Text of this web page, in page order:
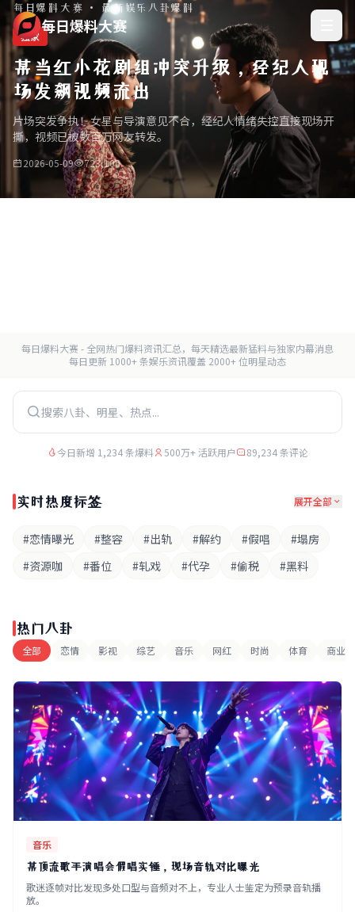
每日爆料大赛
每日爆料大赛 · 最新娱乐八卦爆料
独家
某当红小花剧组冲突升级，经纪人现
场发飙视频流出
片场突发争执！女星与导演意见不合，经纪人情绪失控直接现场开
撕，视频已被数百万网友转发。
2026-05-09 723,100
每日爆料大赛 - 全网热门爆料资讯汇总，每天精选最新猛料与独家内幕消息
每日更新 1000+ 条娱乐资讯覆盖 2000+ 位明星动态
今日新增 1,234 条爆料 500万+ 活跃用户 89,234 条评论
实时热度标签 展开全部
#恋情曝光 #整容 #出轨 #解约 #假唱
#塌房
#资源咖
#番位 #轧戏 #代孕 #偷税 #黑料
热门八卦
全部 恋情 影视 综艺 音乐 网红 时尚 体育 商业
音乐
某顶流歌手演唱会假唱实锤，现场音轨对比曝光
歌迷逐帧对比发现多处口型与音频对不上，专业人士鉴定为预录音轨播
放。